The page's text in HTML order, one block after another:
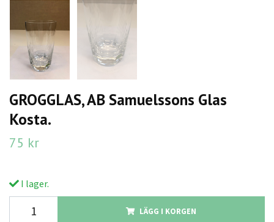
GROGGLAS, AB Samuelssons Glas
Kosta.
75 kr
I lager.
LÄGG I KORGEN